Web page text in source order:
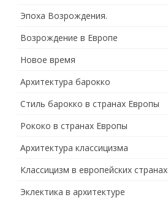
Эпоха Возрождения.
Возрождение в Европе
Новое время
Архитектура барокко
Стиль барокко в странах Европы
Рококо в странах Европы
Архитектура классицизма
Классицизм в европейских странах
Эклектика в архитектуре